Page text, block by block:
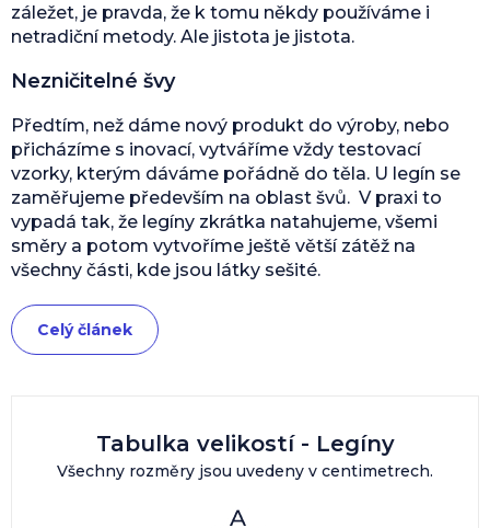
Tabulka velikostí - Legíny
Všechny rozměry jsou uvedeny v centimetrech.
záležet, je pravda, že k tomu někdy používáme i
netradiční metody. Ale jistota je jistota.
Nezničitelné švy
Předtím, než dáme nový produkt do výroby, nebo
přicházíme s inovací, vytváříme vždy testovací
vzorky, kterým dáváme pořádně do těla. U legín se
zaměřujeme především na oblast švů. V praxi to
vypadá tak, že legíny zkrátka natahujeme, všemi
směry a potom vytvoříme ještě větší zátěž na
všechny části, kde jsou látky sešité.
Celý článek